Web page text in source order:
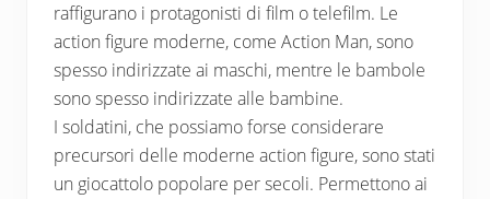
raffigurano i protagonisti di film o telefilm. Le
action figure moderne, come Action Man, sono
spesso indirizzate ai maschi, mentre le bambole
sono spesso indirizzate alle bambine.
I soldatini, che possiamo forse considerare
precursori delle moderne action figure, sono stati
un giocattolo popolare per secoli. Permettono ai